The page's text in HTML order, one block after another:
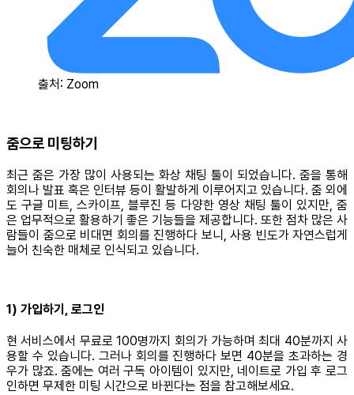
출처: Zoom
줌으로 미팅하기
최근 줌은 가장 많이 사용되는 화상 채팅 툴이 되었습니다. 줌을 통해
회의나 발표 혹은 인터뷰 등이 활발하게 이루어지고 있습니다. 줌 외에
도 구글 미트, 스카이프, 블루진 등 다양한 영상 채팅 툴이 있지만, 줌
은 업무적으로 활용하기 좋은 기능들을 제공합니다. 또한 점차 많은 사
람들이 줌으로 비대면 회의를 진행하다 보니, 사용 빈도가 자연스럽게
늘어 친숙한 매체로 인식되고 있습니다.
1) 가입하기, 로그인
현 서비스에서 무료로 100명까지 회의가 가능하며 최대 40분까지 사
용할 수 있습니다. 그러나 회의를 진행하다 보면 40분을 초과하는 경
우가 많죠. 줌에는 여러 구독 아이템이 있지만, 네이트로 가입 후 로그
인하면 무제한 미팅 시간으로 바뀐다는 점을 참고해보세요.